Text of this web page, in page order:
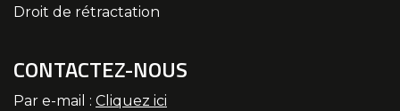
Droit de rétractation
CONTACTEZ-NOUS
Par e-mail : Cliquez ici